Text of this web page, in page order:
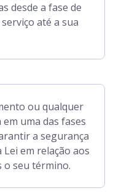
desde a fase de
até a sua
ou qualquer
uma das fases
a segurança
em relação aos
o seu término.